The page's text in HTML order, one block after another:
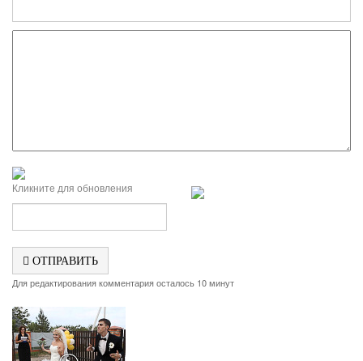
Кликните для обновления
ОТПРАВИТЬ
Для редактирования комментария осталось 10 минут